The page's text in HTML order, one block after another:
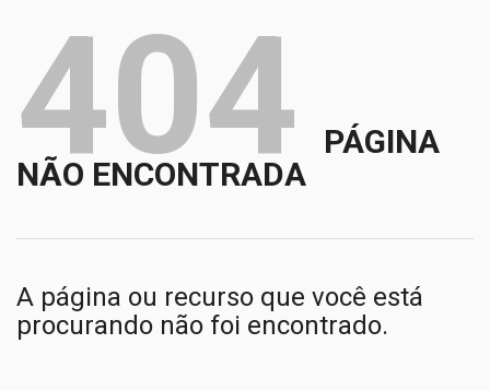
404
PÁGINA
NÃO ENCONTRADA
A página ou recurso que você está
procurando não foi encontrado.